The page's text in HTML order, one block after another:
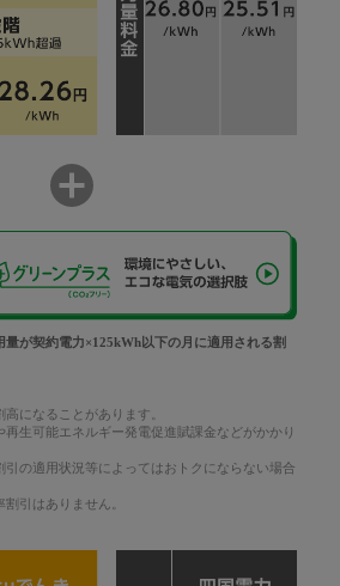
が契約電力×125kWh以下の月に適用される割
になることがあります。
生可能エネルギー発電促進賦課金などがかかり
の適用状況等によってはおトクにならない場合
引はありません。